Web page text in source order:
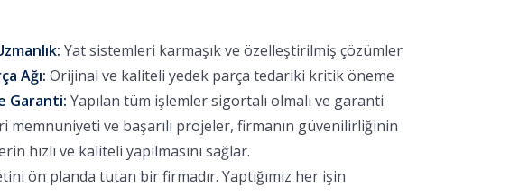
Yat sistemleri karmaşık ve özelleştirilmiş çözümler
Ağı: Orijinal ve kaliteli yedek parça tedariki kritik öneme
Garanti: Yapılan tüm işlemler sigortalı olmalı ve garanti
memnuniyeti ve başarılı projeler, firmanın güvenilirliğinin
hızlı ve kaliteli yapılmasını sağlar.
ön planda tutan bir firmadır. Yaptığımız her işin